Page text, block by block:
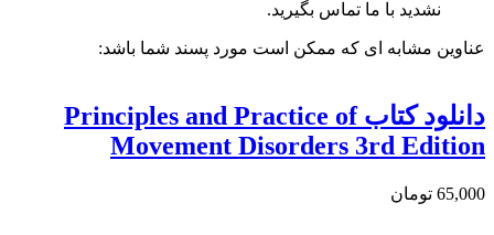
نشدید با ما تماس بگیرید.
عناوین مشابه ای که ممکن است مورد پسند شما باشد:
دانلود کتاب Principles and Practice of
Movement Disorders 3rd Edition
65,000 تومان